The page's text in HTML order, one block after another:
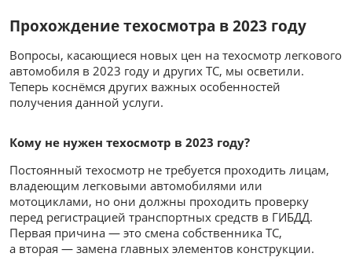
Прохождение техосмотра в 2023 году
Вопросы, касающиеся новых цен на техосмотр легкового
автомобиля в 2023 году и других ТС, мы осветили.
Теперь коснёмся других важных особенностей
получения данной услуги.
Кому не нужен техосмотр в 2023 году?
Постоянный техосмотр не требуется проходить лицам,
владеющим легковыми автомобилями или
мотоциклами, но они должны проходить проверку
перед регистрацией транспортных средств в ГИБДД.
Первая причина — это смена собственника ТС,
а вторая — замена главных элементов конструкции.